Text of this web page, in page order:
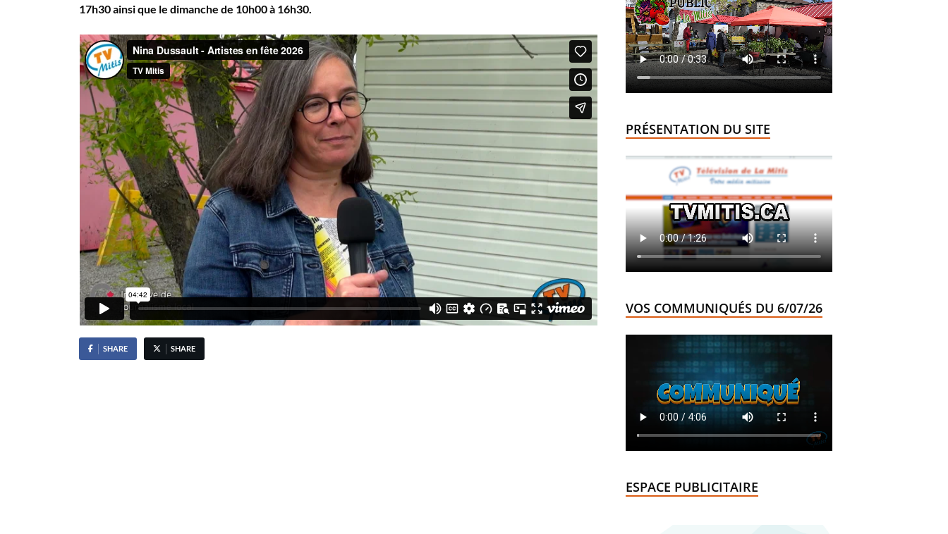
17h30 ainsi que le dimanche de 10h00 à 16h30.
SHARE SHARE
PRÉSENTATION DU SITE
VOS COMMUNIQUÉS DU 6/07/26
ESPACE PUBLICITAIRE